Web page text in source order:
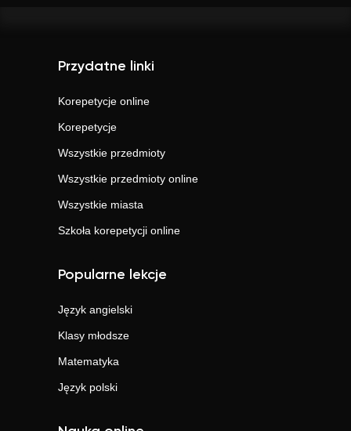
Przydatne linki
Korepetycje online
Korepetycje
Wszystkie przedmioty
Wszystkie przedmioty online
Wszystkie miasta
Szkoła korepetycji online
Popularne lekcje
Język angielski
Klasy młodsze
Matematyka
Język polski